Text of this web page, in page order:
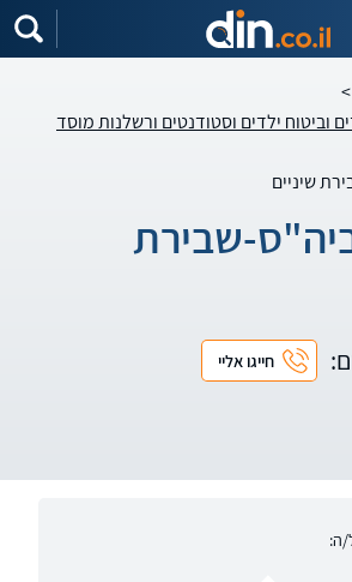
>
וביטוח ילדים וסטודנטים ורשלנות מוסד
שיניים
שבירת
חייגו אליי
ה: